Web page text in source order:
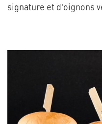
signature et d'oignons